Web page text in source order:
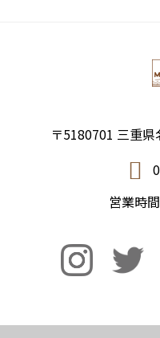
〒5180701 三重
営業時